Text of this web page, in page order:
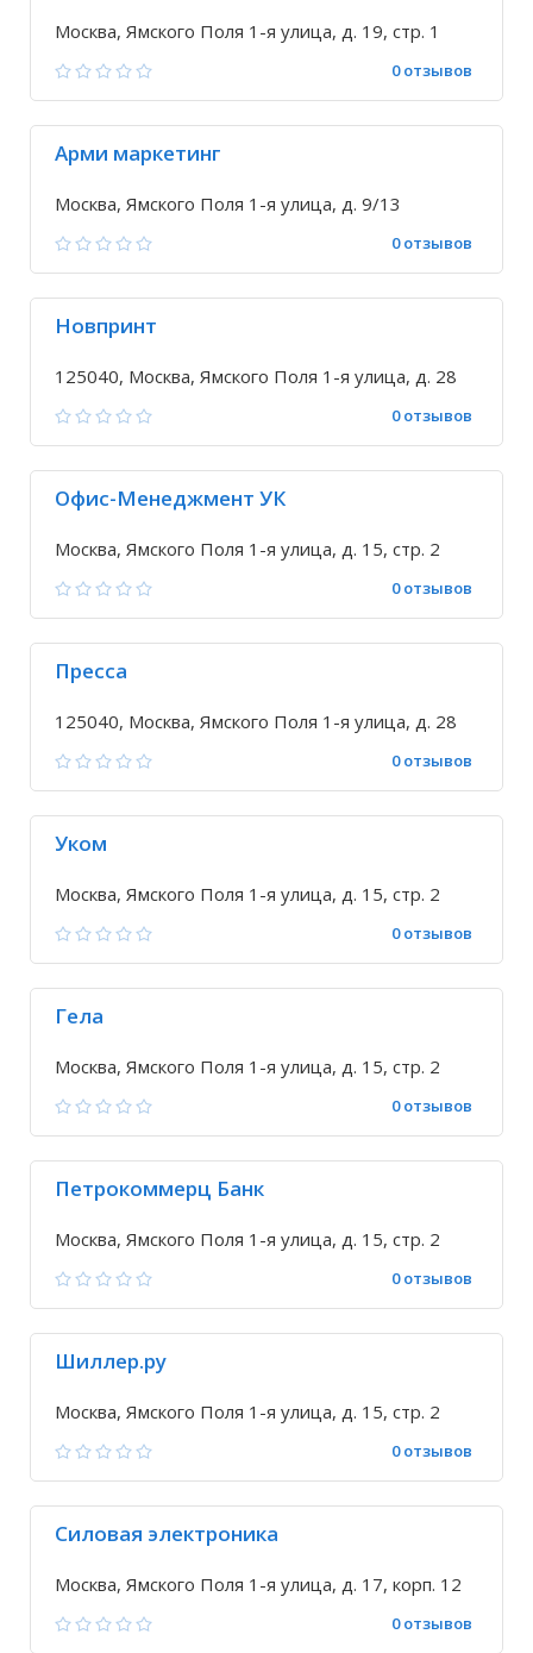
Москва, Ямского Поля 1-я улица, д. 19, стр. 1
0 отзывов
Арми маркетинг
Москва, Ямского Поля 1-я улица, д. 9/13
0 отзывов
Новпринт
125040, Москва, Ямского Поля 1-я улица, д. 28
0 отзывов
Офис-Менеджмент УК
Москва, Ямского Поля 1-я улица, д. 15, стр. 2
0 отзывов
Пресса
125040, Москва, Ямского Поля 1-я улица, д. 28
0 отзывов
Уком
Москва, Ямского Поля 1-я улица, д. 15, стр. 2
0 отзывов
Гела
Москва, Ямского Поля 1-я улица, д. 15, стр. 2
0 отзывов
Петрокоммерц Банк
Москва, Ямского Поля 1-я улица, д. 15, стр. 2
0 отзывов
Шиллер.ру
Москва, Ямского Поля 1-я улица, д. 15, стр. 2
0 отзывов
Силовая электроника
Москва, Ямского Поля 1-я улица, д. 17, корп. 12
0 отзывов